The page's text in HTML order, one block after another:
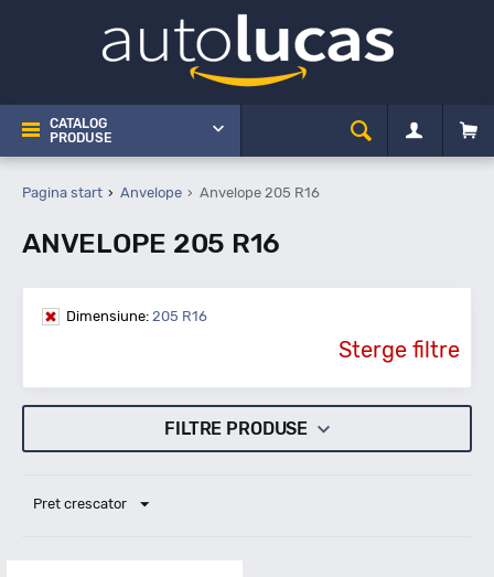
CATALOG
PRODUSE
Pagina start Anvelope Anvelope 205 R16
ANVELOPE 205 R16
Dimensiune: 205 R16
Sterge filtre
FILTRE PRODUSE
Pret crescator